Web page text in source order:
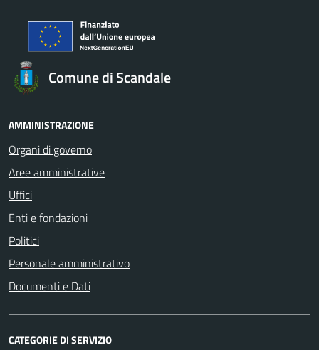
Comune di Scandale
AMMINISTRAZIONE
Organi di governo
Aree amministrative
Uffici
Enti e fondazioni
Politici
Personale amministrativo
Documenti e Dati
CATEGORIE DI SERVIZIO